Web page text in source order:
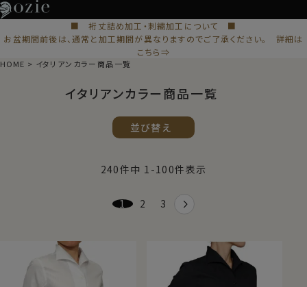
■ 裄丈詰め加工・刺繍加工について ■
お盆期間前後は、通常と加工期間が異なりますのでご了承ください。 詳細は
こちら⇒
HOME イタリアンカラー商品一覧
イタリアンカラー商品一覧
並び替え
240件中 1 -100件表示
1 2 3